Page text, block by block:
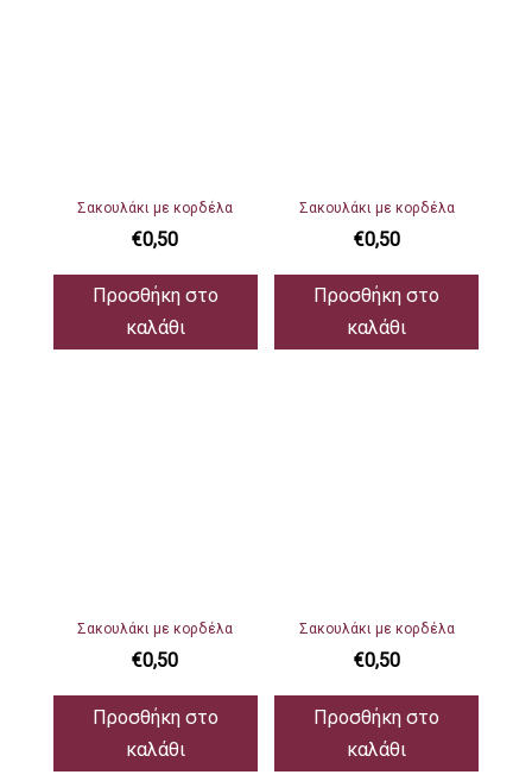
Σακουλάκι με κορδέλα
€0,50
Προσθήκη στο
καλάθι
Σακουλάκι με κορδέλα
€0,50
Προσθήκη στο
καλάθι
Σακουλάκι με κορδέλα
€0,50
Προσθήκη στο
καλάθι
Σακουλάκι με κορδέλα
€0,50
Προσθήκη στο
καλάθι